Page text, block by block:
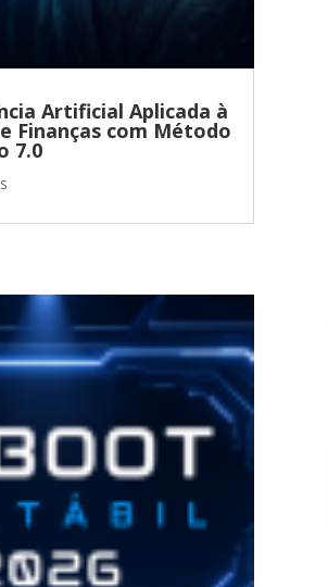
Artificial Aplicada à
Finanças com Método
7.0